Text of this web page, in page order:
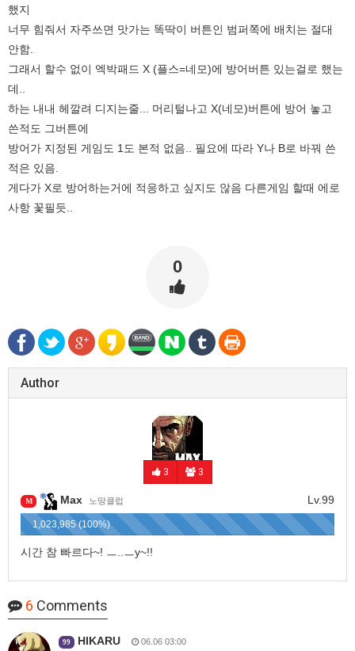
했지
너무 힘줘서 자주쓰면 맛가는 똑딱이 버튼인 범퍼쪽에 배치는 절대
안함.
그래서 할수 없이 엑박패드 X (플스=네모)에 방어버튼 있는걸로 했는
데..
하는 내내 헤깔려 디지는줄... 머리털나고 X(네모)버튼에 방어 놓고
쓴적도 그버튼에
방어가 지정된 게임도 1도 본적 없음.. 필요에 따라 Y나 B로 바꿔 쓴
적은 있음.
게다가 X로 방어하는거에 적응하고 싶지도 않음 다른게임 할때 에로
사항 꽃필듯..
0
Author
3 3
Lv.99
M Max 노땅클럽
1,023,985 (100%)
시간 참 빠르다~! ㅡ..ㅡy~!!
6 Comments
99 HIKARU 06.06 03:00